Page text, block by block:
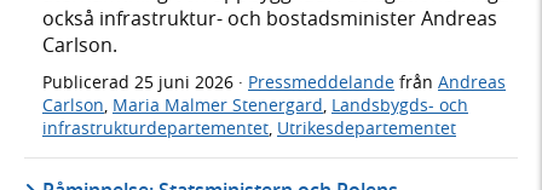
också infrastruktur- och bostadsminister Andreas
Carlson.
Publicerad 25 juni 2026 · Pressmeddelande från Andreas
Carlson Maria Malmer Stenergard Landsbygds- och
infrastrukturdepartementet Utrikesdepartementet